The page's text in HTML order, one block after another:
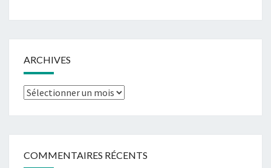
ARCHIVES
Archives
COMMENTAIRES RÉCENTS